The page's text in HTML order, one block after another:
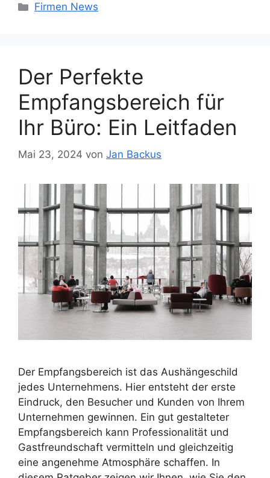
Kategorien
Firmen News
Der Perfekte
Empfangsbereich für
Ihr Büro: Ein Leitfaden
Mai 23, 2024 von Jan Backus
Der Empfangsbereich ist das Aushängeschild
jedes Unternehmens. Hier entsteht der erste
Eindruck, den Besucher und Kunden von Ihrem
Unternehmen gewinnen. Ein gut gestalteter
Empfangsbereich kann Professionalität und
Gastfreundschaft vermitteln und gleichzeitig
eine angenehme Atmosphäre schaffen. In